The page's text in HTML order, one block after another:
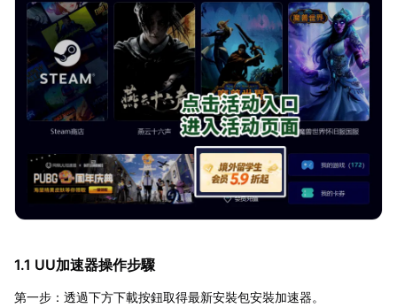
1.1 UU加速器操作步驟
第一步：透過下方下載按鈕取得最新安裝包安裝加速器。